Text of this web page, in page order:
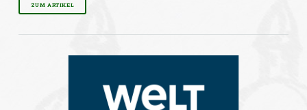
ZUM ARTIKEL